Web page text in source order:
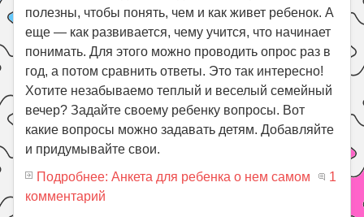
полезны, чтобы понять, чем и как живет ребенок. А
еще — как развивается, чему учится, что начинает
понимать. Для этого можно проводить опрос раз в
год, а потом сpaвнить ответы. Это так интересно!
Хотите незабываемо теплый и веселый семейный
вечер? Задайте своему ребенку вопросы. Вот
какие вопросы можно задавать детям. Добавляйте
и придумывайте свои.
Подробнее: Анкета для ребенка о нем самом
1
комментарий